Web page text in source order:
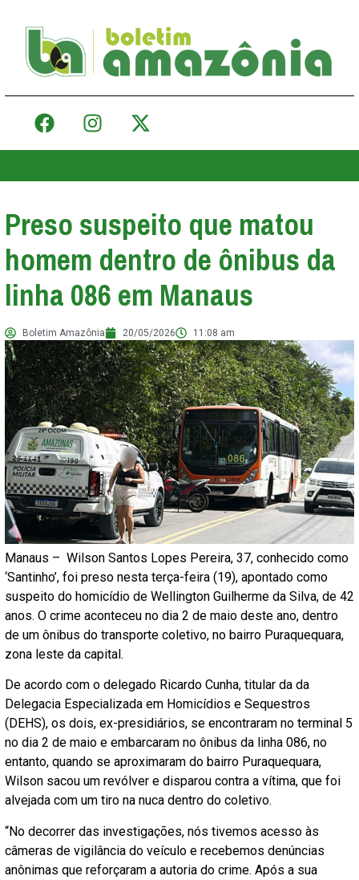
Preso suspeito que matou
homem dentro de ônibus da
linha 086 em Manaus
Boletim Amazônia 20/05/2026 11:08 am
Manaus – Wilson Santos Lopes Pereira, 37, conhecido como
‘Santinho’, foi preso nesta terça-feira (19), apontado como
suspeito do homicídio de Wellington Guilherme da Silva, de 42
anos. O crime aconteceu no dia 2 de maio deste ano, dentro
de um ônibus do transporte coletivo, no bairro Puraquequara,
zona leste da capital.
De acordo com o delegado Ricardo Cunha, titular da da
Delegacia Especializada em Homicídios e Sequestros
(DEHS), os dois, ex-presidiários, se encontraram no terminal 5
no dia 2 de maio e embarcaram no ônibus da linha 086, no
entanto, quando se aproximaram do bairro Puraquequara,
Wilson sacou um revólver e disparou contra a vítima, que foi
alvejada com um tiro na nuca dentro do coletivo.
“No decorrer das investigações, nós tivemos acesso às
câmeras de vigilância do veículo e recebemos denúncias
anônimas que reforçaram a autoria do crime. Após a sua